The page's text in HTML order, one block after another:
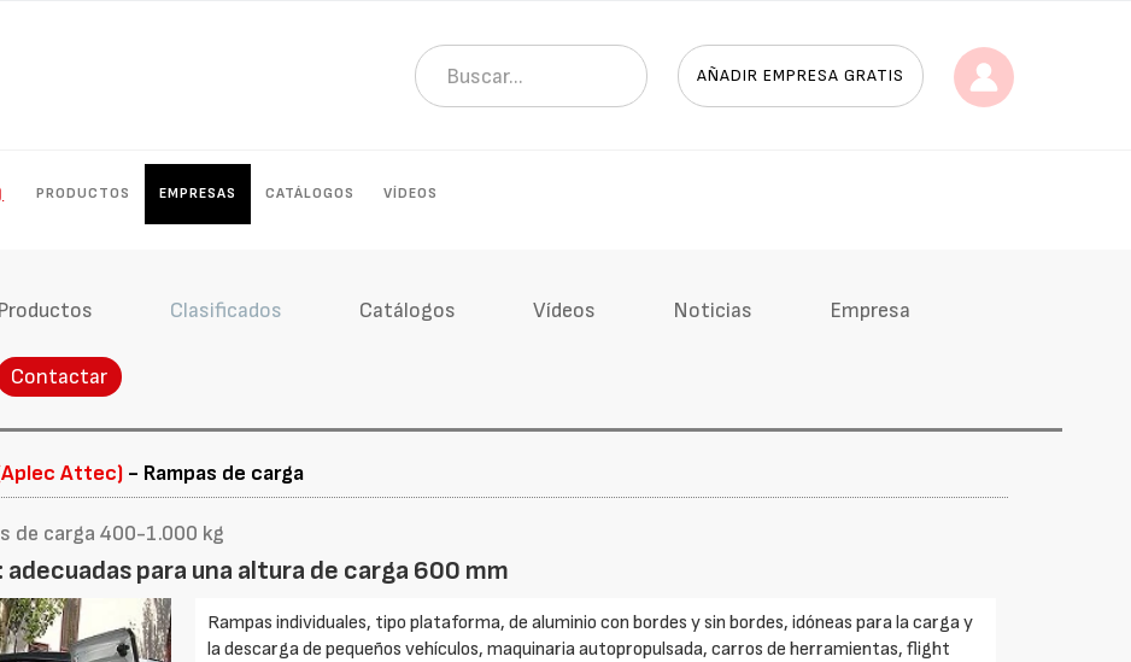
AÑADIR EMPRESA GRATIS
PRODUCTOS EMPRESAS CATÁLOGOS VÍDEOS
Productos Clasificados Catálogos Vídeos Noticias Empresa
Contactar
Attec) - Rampas de carga
de carga 400-1.000 kg
para una altura de carga 600 mm
Rampas individuales, tipo plataforma, de aluminio con bordes y sin bordes, idóneas para la carga y
la descarga de pequeños vehículos, maquinaria autopropulsada, carros de herramientas, flight